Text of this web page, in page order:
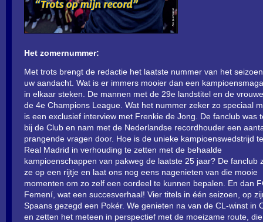
Het zomernummer:
Met trots brengt de redactie het laatste nummer van het
uw aandacht. Wat is er immers mooier dan een
in elkaar steken. De mannen met de 29e landstitel en de
de 4e Champions League. Wat het nummer zeker zo speciaal
is een exclusief interview met Frenkie de Jong. De fanclub was
bij de Club en nam met de Nederlandse recordhouder een
prangende vragen door. Hoe is de unieke kampioenswedstrijd
Real Madrid in verhouding te zetten met de behaalde
kampioenschappen van pakweg de laatste 25 jaar? De fanclub
ze op een rijtje en laat ons nog eens nagenieten van die mooie
momenten om zo zelf een oordeel te kunnen bepalen. En dan
Femení, wat een succesverhaal! Vier titels in één seizoen, op
Spaans gezegd een Pokér. We genieten na van de CL-winst in
en zetten het meteen in perspectief met de moeizame route,